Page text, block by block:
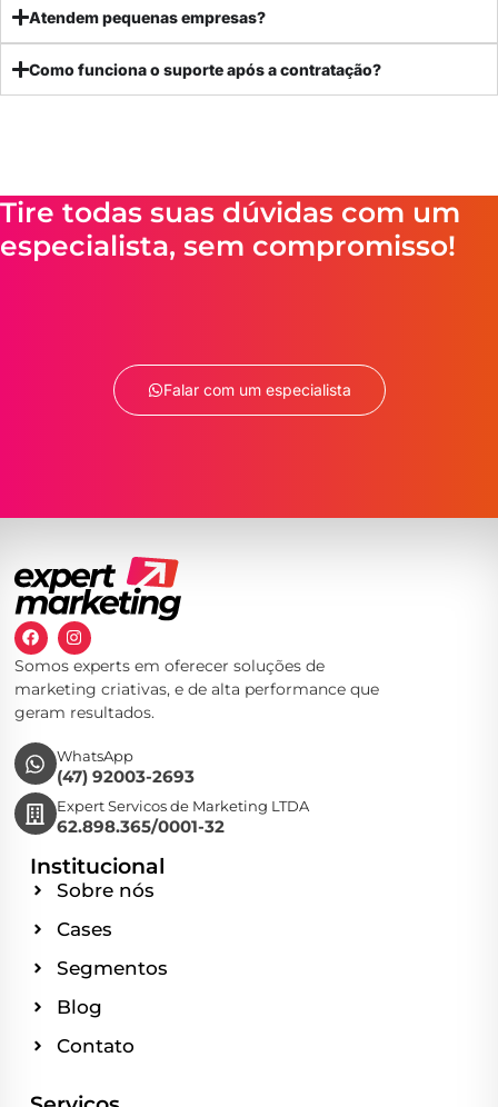
Atendem pequenas empresas?
Como funciona o suporte após a contratação?
Tire todas suas dúvidas com um
especialista, sem compromisso!
Falar com um especialista
Somos experts em oferecer soluções de
marketing criativas, e de alta performance que
geram resultados.
WhatsApp
(47) 92003-2693
Expert Servicos de Marketing LTDA
62.898.365/0001-32
Institucional
Sobre nós
Cases
Segmentos
Blog
Contato